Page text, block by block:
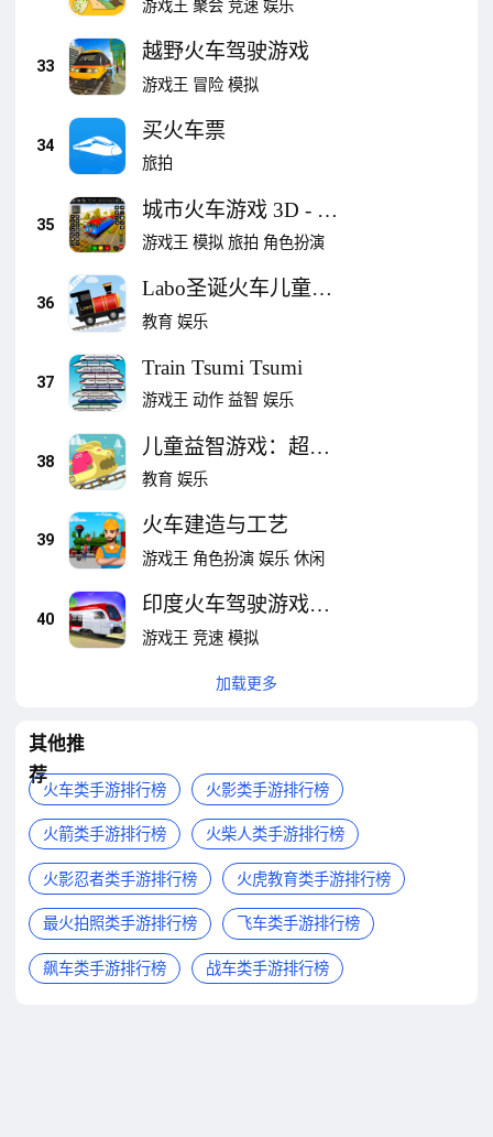
游戏王 聚会 竞速 娱乐
33
越野火车驾驶游戏
游戏王 冒险 模拟
34
买火车票
旅拍
35
城市火车游戏 3D - 模
拟火车
游戏王 模拟 旅拍 角色扮演
36
Labo圣诞火车儿童游
戏（完整版）:儿童火
教育 娱乐
37
Train Tsumi Tsumi
游戏王 动作 益智 娱乐
38
儿童益智游戏：超级
火车-恐龙宝宝模拟驾
大全
教育 娱乐
39
火车建造与工艺
游戏王 角色扮演 娱乐 休闲
40
印度火车驾驶游戏
2022
游戏王 竞速 模拟
加载更多
其他推
荐
火车类手游排行榜 火影类手游排行榜
火箭类手游排行榜 火柴人类手游排行榜
火影忍者类手游排行榜 火虎教育类手游排行榜
最火拍照类手游排行榜 飞车类手游排行榜
飙车类手游排行榜 战车类手游排行榜